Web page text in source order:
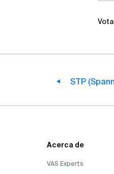
STP
Acerca de
VAS Experts